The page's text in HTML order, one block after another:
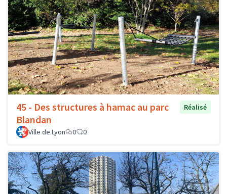
45 - Des structures à hamac au parc
Blandan
Réalisé
Ville de Lyon 0 0